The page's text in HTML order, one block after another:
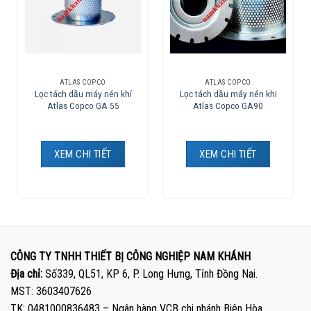
ATLAS COPCO
Lọc tách dầu máy nén khí
Atlas Copco GA 55
XEM CHI TIẾT
ATLAS COPCO
Lọc tách dầu máy nén khi
Atlas Copco GA90
XEM CHI TIẾT
CÔNG TY TNHH THIẾT BỊ CÔNG NGHIỆP NAM KHÁNH
Địa chỉ: Số339, QL51, KP 6, P. Long Hưng, Tỉnh Đồng Nai.
MST: 3603407626